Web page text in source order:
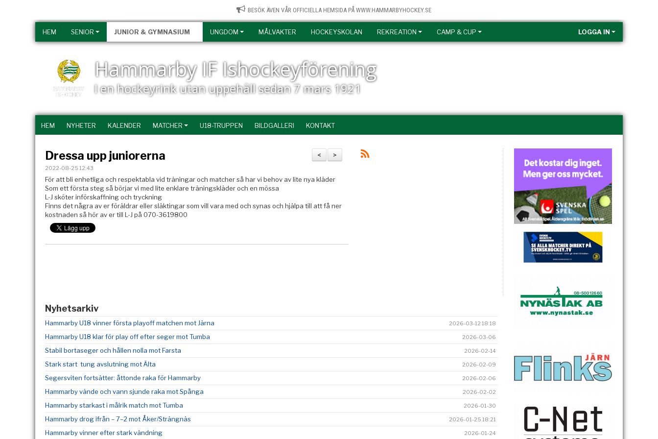
BESÖK ÄVEN VÅR OFFICIELLA HEMSIDA PÅ WWW.HAMMARBYHOCKEY.SE
HEM SENIOR JUNIOR & GYMNASIUM UNGDOM MÅLVAKTER HOCKEYSKOLAN REKREATION CAMP & CUP LOGGA IN
Hammarby IF Ishockeyförening
I en hockeyrink utan uppehåll sedan 7 mars 1921
HEM NYHETER KALENDER MATCHER U18-TRUPPEN BILDGALLERI KONTAKT
>
<
Dressa upp juniorerna
2022-08-25 12:43
För att bli enhetliga och respektabla vid träningar och matcher så har vi behov av lite nya kläder
Som ett första steg så börjar vi med lite enklare träningskläder och en mössa
L-J sköter införskaffning och tryckning
Finns det några av er föräldrar eller släktingar som vill vara med och synas och hjälpa till att få ner
kostnaden så hör av er till L-J på 070-3619800
Nyhetsarkiv
Hammarby U18 vinner första playoff matchen mot Järna 2026-03-12 18:18
Hammarby U18 klar för play off efter seger mot Tumba 2026-03-06
Stabil bortaseger och hållen nolla mot Farsta 2026-02-14
Stark start  tung avslutning mot Älta 2026-02-09
Segersviten fortsätter: åttonde raka för Hammarby 2026-02-06
Hammarby vände och vann sjunde raka mot Spånga 2026-02-02
Hammarby starkast i målrik match mot Tumba 2026-01-30
Hammarby drog ifrån – 7–2 mot Åker/Strängnäs 2026-01-25 18:21
Hammarby vinner efter stark vändning 2026-01-24